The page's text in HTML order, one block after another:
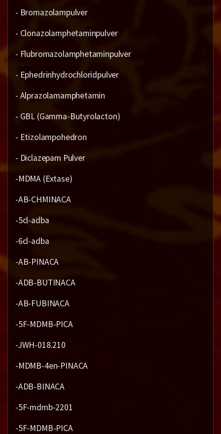
- Bromazolampulver
- Clonazolamphetaminpulver
- Flubromazolamphetaminpulver
- Ephedrinhydrochloridpulver
- Alprazolamamphetamin
- GBL (Gamma-Butyrolacton)
- Etizolampohedron
- Diclazepam Pulver
-MDMA (Extase)
-AB-CHMINACA
-5cl-adba
-6cl-adba
-AB-PINACA
-ADB-BUTINACA
-AB-FUBINACA
-5F-MDMB-PICA
-JWH-018.210
-MDMB-4en-PINACA
-ADB-BINACA
-5F-mdmb-2201
-5F-MDMB-PICA